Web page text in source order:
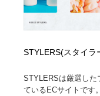
STYLERS(スタイラ
STYLERSは厳選した
ているECサイトです